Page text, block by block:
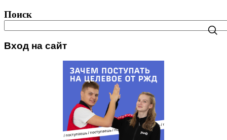
Поиск
Вход на сайт